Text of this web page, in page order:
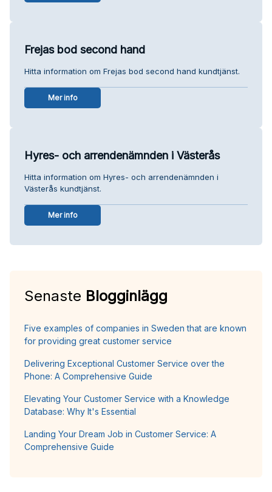
Frejas bod second hand
Hitta information om Frejas bod second hand kundtjänst.
Mer info
Hyres- och arrendenämnden i Västerås
Hitta information om Hyres- och arrendenämnden i
Västerås kundtjänst.
Mer info
Senaste Blogginlägg
Five examples of companies in Sweden that are known
for providing great customer service
Delivering Exceptional Customer Service over the
Phone: A Comprehensive Guide
Elevating Your Customer Service with a Knowledge
Database: Why It's Essential
Landing Your Dream Job in Customer Service: A
Comprehensive Guide